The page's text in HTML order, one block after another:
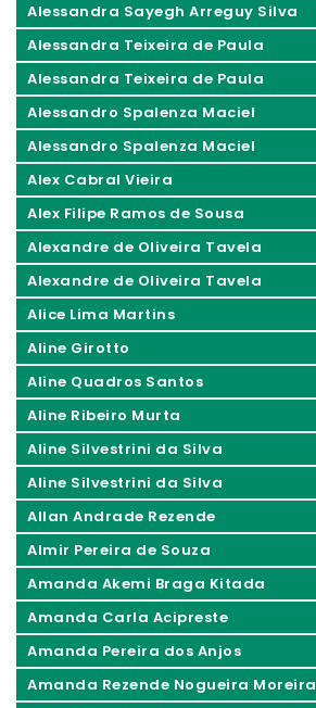
Alessandra Sayegh Arreguy Silva
Alessandra Teixeira de Paula
Alessandra Teixeira de Paula
Alessandro Spalenza Maciel
Alessandro Spalenza Maciel
Alex Cabral Vieira
Alex Filipe Ramos de Sousa
Alexandre de Oliveira Tavela
Alexandre de Oliveira Tavela
Alice Lima Martins
Aline Girotto
Aline Quadros Santos
Aline Ribeiro Murta
Aline Silvestrini da Silva
Aline Silvestrini da Silva
Allan Andrade Rezende
Almir Pereira de Souza
Amanda Akemi Braga Kitada
Amanda Carla Acipreste
Amanda Pereira dos Anjos
Amanda Rezende Nogueira Moreira